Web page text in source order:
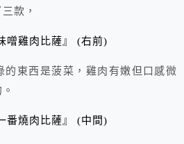
款，
噌雞肉比薩』 (右前)
的東西是菠菜，雞肉有嫩但口感微
番燒肉比薩』 (中間)